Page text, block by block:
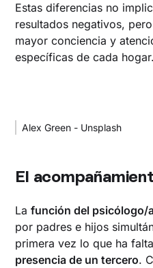
Estas diferencias no
resultados negativos,
mayor conciencia y
específicas de cada hogar.
Alex Green - Unsplash
El
Lafunción del psicólogo/
por padres e hijos
primera vez lo que ha
presencia de un tercero.